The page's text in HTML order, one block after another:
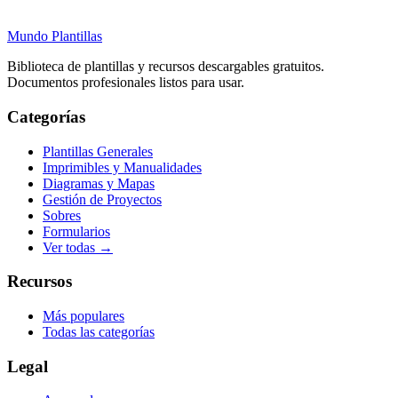
Mundo Plantillas
Biblioteca de plantillas y recursos descargables gratuitos.
Documentos profesionales listos para usar.
Categorías
Plantillas Generales
Imprimibles y Manualidades
Diagramas y Mapas
Gestión de Proyectos
Sobres
Formularios
Ver todas →
Recursos
Más populares
Todas las categorías
Legal